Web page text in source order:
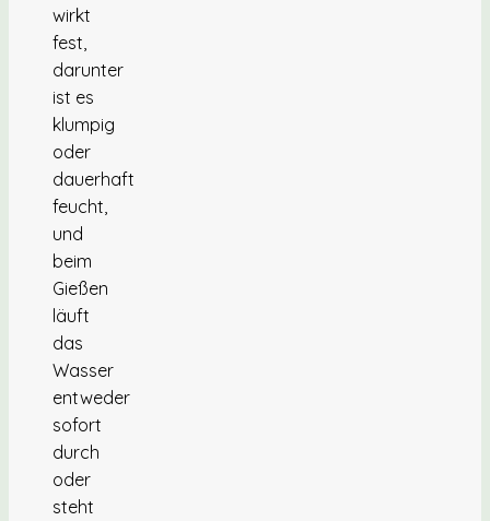
wirkt
fest,
darunter
ist es
klumpig
oder
dauerhaft
feucht,
und
beim
Gießen
läuft
das
Wasser
entweder
sofort
durch
oder
steht